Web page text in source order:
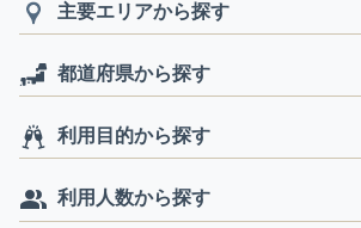
主要エリアから探す
都道府県から探す
利用目的から探す
利用人数から探す